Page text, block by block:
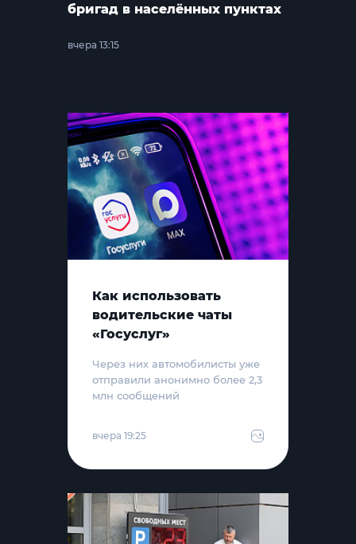
бригад в населённых пунктах
вчера 13:15
Как использовать
водительские чаты
«Госуслуг»
Через них автомобилисты уже
отправили анонимно более 2,3
млн сообщений
вчера 19:25